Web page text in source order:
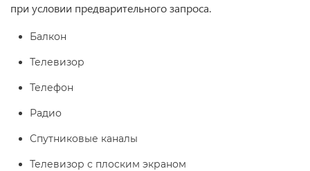
при условии предварительного запроса.
Балкон
Телевизор
Телефон
Радио
Спутниковые каналы
Телевизор с плоским экраном